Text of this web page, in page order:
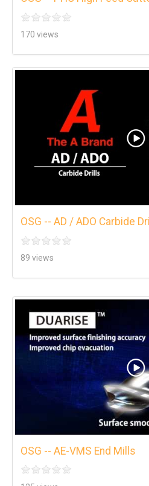
170 views
OSG -- AD / ADO Carbide
89 views
OSG -- AE-VMS End Mills